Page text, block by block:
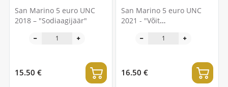
San Marino 5 euro UNC
2018 – "Sodiaagijäär"
15.50 €
San Marino 5 euro UNC
2021 - "Võit
16.50 €